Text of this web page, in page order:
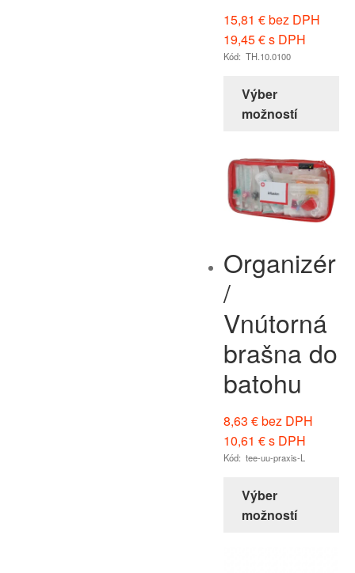
15,81 €bez DPH
19,45€s DPH
Kód: TH.10.0100
Výber
možností
Organizér
/
Vnútorná
brašna do
batohu
8,63 €bez DPH
10,61 €s DPH
Kód: tee-uu-praxis-L
Výber
možností